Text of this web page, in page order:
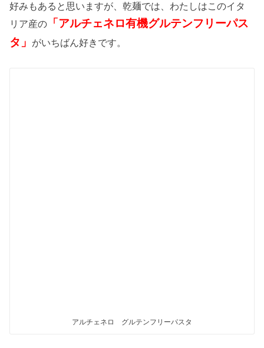
好みもあると思いますが、乾麺では、わたしはこのイタ
リア産の
「アルチェネロ有機グルテンフリーパス
タ」
がいちばん好きです。
アルチェネロ グルテンフリーパスタ